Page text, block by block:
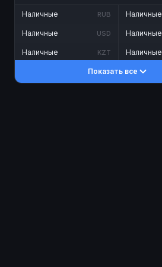
Наличные RUB
Наличные USD
Наличные KZT
Наличные
Наличные
Наличные
Показать все